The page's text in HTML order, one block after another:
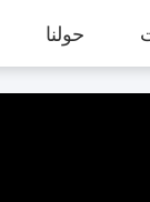
حولنا